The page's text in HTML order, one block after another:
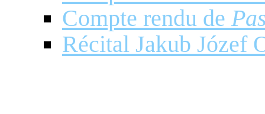
Compte rendu de
Récital Jakub Józef